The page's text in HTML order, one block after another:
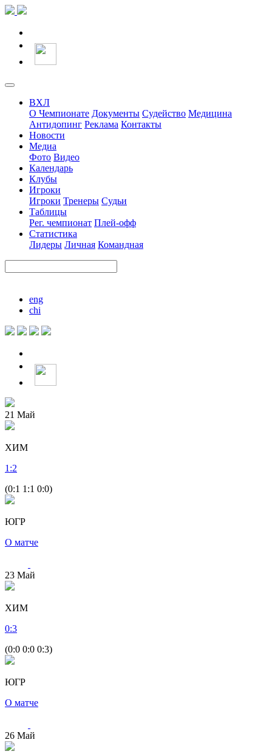
ВХЛ
О Чемпионате Документы Судейство Медицина
Антидопинг Реклама Контакты
Новости
Медиа
Фото Видео
Календарь
Клубы
Игроки
Игроки Тренеры Судьи
Таблицы
Рег. чемпионат Плей-офф
Статистика
Лидеры Личная Командная
eng
chi
21 Май
ХИМ
1 :2
(0:1 1:1 0:0)
ЮГР
О матче
23 Май
ХИМ
0:3
(0:0 0:0 0:3)
ЮГР
О матче
26 Май